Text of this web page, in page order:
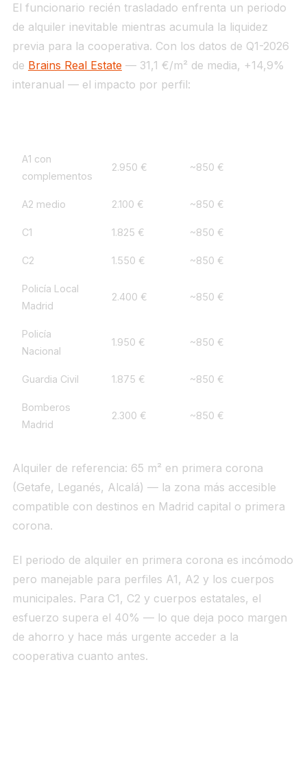
El funcionario recién trasladado enfrenta un periodo
de alquiler inevitable mientras acumula la liquidez
previa para la cooperativa. Con los datos de Q1-2026
de Brains Real Estate— 31,1 €/m² de media, +14,9%
interanual — el impacto por perfil:
A1 con
complementos
2.950 € ~850 €
A2 medio 2.100 € ~850 €
C1 1.825 € ~850 €
C2 1.550 € ~850 €
Policía Local
Madrid
2.400 € ~850 €
Policía
Nacional
1.950 € ~850 €
Guardia Civil 1.875 € ~850 €
Bomberos
Madrid
2.300 € ~850 €
Alquiler de referencia: 65 m² en primera corona
(Getafe, Leganés, Alcalá) — la zona más accesible
compatible con destinos en Madrid capital o primera
corona.
El periodo de alquiler en primera corona es incómodo
pero manejable para perfiles A1, A2 y los cuerpos
municipales. Para C1, C2 y cuerpos estatales, el
esfuerzo supera el 40% — lo que deja poco margen
de ahorro y hace más urgente acceder a la
cooperativa cuanto antes.